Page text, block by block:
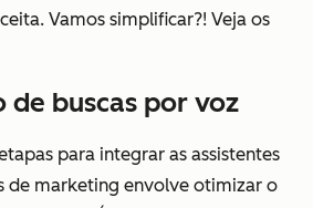
Vamos simplificar?! Veja os
de buscas por voz
para integrar as assistentes
de marketing envolve otimizar o